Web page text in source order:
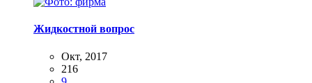
Жидкостной вопрос
Окт, 2017
216